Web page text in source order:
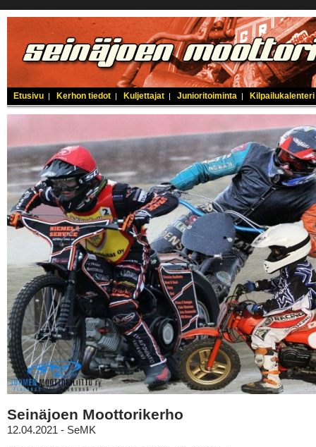
Etusivu | Kerhon tiedot | Kuljettajat | Junioritoiminta | Kilpailukalenteri
Seinäjoen Moottorikerho
12.04.2021 - SeMK